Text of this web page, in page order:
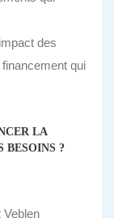
des
qui
LA
BESOINS ?
Veblen